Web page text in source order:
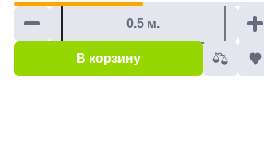
В корзину